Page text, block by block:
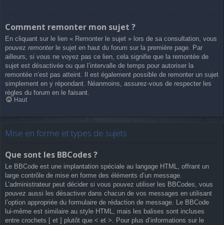
Comment remonter mon sujet ?
En cliquant sur le lien « Remonter le sujet » lors de sa consultation, vous
pouvez remonterle sujet en haut du forum sur la première page. Par
ailleurs, si vous ne voyez pas ce lien, cela signifie que la remontée de
sujet est désactivée ou que l’intervalle de temps pour autoriser la
remontée n’est pas atteint. Il est également possible de remonter un sujet
simplement en y répondant. Néanmoins, assurez-vous de respecter les
règles du forum en le faisant.
Haut
Mise en forme et types de sujets
Que sont les BBCodes ?
Le BBCode est une implantation spéciale au langage HTML, offrant un
large contrôle de mise en forme des éléments d’un message.
L’administrateur peut décider si vous pouvez utiliser les BBCodes, vous
pouvez aussi les désactiver dans chacun de vos messages en utilisant
l’option appropriée du formulaire de rédaction de message. Le BBCode
lui-même est similaire au style HTML, mais les balises sont incluses
entre crochets [ et ] plutôt que < et >. Pour plus d’informations sur le